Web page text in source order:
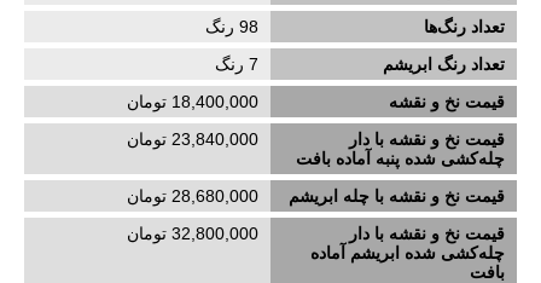
تعداد رنگ‌ها
98 رنگ
تعداد رنگ ابریشم
7 رنگ
قیمت نخ و نقشه
18,400,000 تومان
قیمت نخ و نقشه با دار
چله‌کشی‌ شده پنبه آماده بافت
23,840,000 تومان
قیمت نخ و نقشه با چله ابریشم
28,680,000 تومان
قیمت نخ و نقشه با دار
چله‌کشی‌ شده ابریشم آماده
بافت
32,800,000 تومان